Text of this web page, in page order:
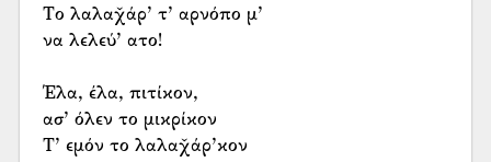
Το λαλαχ̌άρ’ τ’ αρνόπο μ’
να λελεύ’ ατο!
Έλα, έλα, πιτίκον,
ασ’ όλεν το μικρίκον
Τ’ εμόν το λαλαχ̌άρ’κον